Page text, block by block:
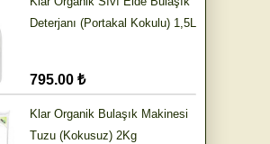
Deterjanı (Portakal Kokulu) 1,5L
795.00 ₺
Klar Organik Bulaşık Makinesi
Tuzu (Kokusuz) 2Kg